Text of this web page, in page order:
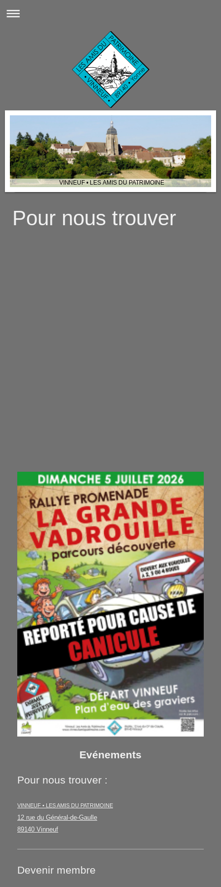
VINNEUF • LES AMIS DU PATRIMOINE
Pour nous trouver
Evénements
Pour nous trouver :
VINNEUF • LES AMIS DU PATRIMOINE
12 rue du Général-de-Gaulle
89140 Vinneuf
Devenir membre